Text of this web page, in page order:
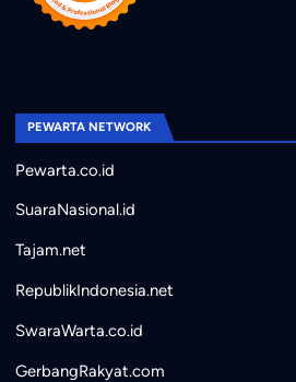
PEWARTA NETWORK
Pewarta.co.id
SuaraNasional.id
Tajam.net
RepublikIndonesia.net
SwaraWarta.co.id
GerbangRakyat.com